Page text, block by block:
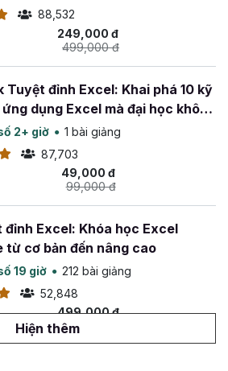
88,532
249,000 đ
499,000 đ
Tuyệt đỉnh Excel: Khai phá 10 kỹ
dụng Excel mà đại học không
2+ giờ
1 bài giảng
87,703
49,000 đ
99,000 đ
đỉnh Excel: Khóa học Excel
từ cơ bản đến nâng cao
19 giờ
212 bài giảng
52,848
499,000 đ
799,000 đ
Hiện thêm